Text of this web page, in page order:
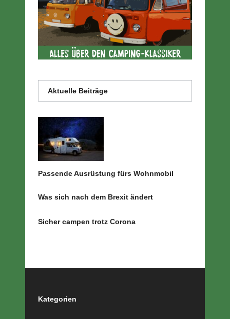
Aktuelle Beiträge
Passende Ausrüstung fürs Wohnmobil
Was sich nach dem Brexit ändert
Sicher campen trotz Corona
Kategorien